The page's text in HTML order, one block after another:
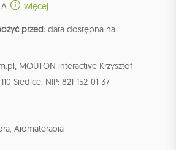
więcej
przed: data dostępna na
MOUTON interactive Krzysztof
Siedlce, NIP: 821-152-01-37
, Aromaterapia